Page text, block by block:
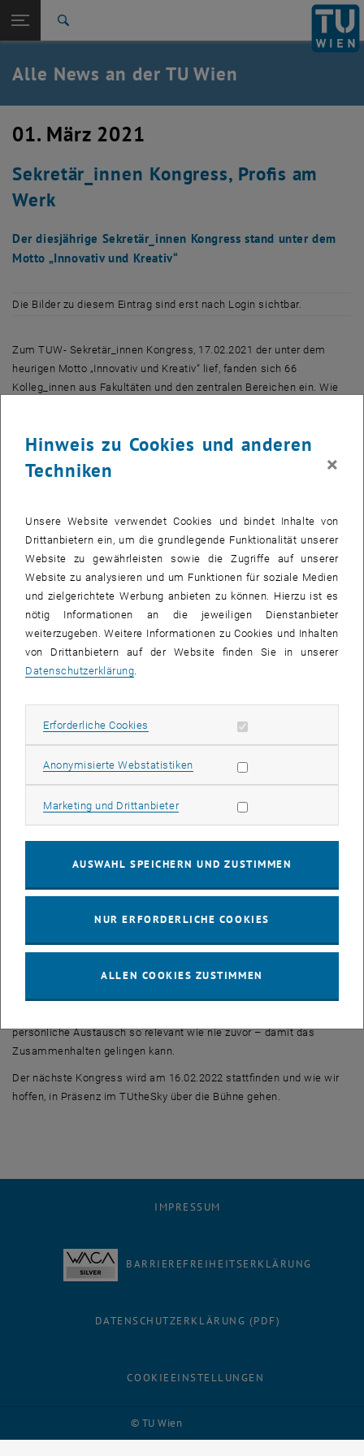
TU Login
Quicklinks
Quicklinks-Menü umschalten
Studium
Karriere
Zurück: Subseiten von TU Wien Startseite auflisten
Zurück zur letzten Ebene:
TU Wien Startseite
Übersicht
Alle News an der TU Wien
01. März 2021
Sekretär_innen Kongress, Profis am
Werk
Der diesjährige Sekretär_innen Kongress stand unter dem
Motto „Innovativ und Kreativ“
Die Bilder zu diesem Eintrag sind erst nach Login sichtbar.
Zum TUW- Sekretär_innen Kongress, 17.02.2021 der unter dem
heurigen Motto „Innovativ und Kreativ“ lief, fanden sich 66
Kolleg_innen aus Fakultäten und den zentralen Bereichen ein. Wie
Als kleine Unterstützung zu diesen besonderen Tag wurden an alle
im Vorfeld Teilnehmer_innen Goodie Bags versendet, die allerlei
Vizerektorin Anna Steiger unterstrich in der Begrüßung, welch
wertvollen Beitrag die Sekretär_innen im letzten, so besonderen
Jahr geleistet haben und, dass sie auch in den kommenden
Monaten eine zentrale Rolle einnehmen werden.
Workshops
Ermuntert von diesen Worten sind alle Kolleg_innen motiviert in den
Tag gestartet, dessen besonderes Highlight die tollen Workshops
von internen und externen Expert_innen waren. Zur Auswahl
Graphic Recording mit Harald Karrer
Lego Seriouse Play mit Eric Hofmann
Berthold und Andreas Pauller
Feedback
Teilnehmer_innen inspiriert und berührt hat, lässt sich am besten
aus dem Feedback einer Teilnehmer_in beziehungsweise aus dem
grauen Alltag den wir zurzeit erleben müssen. Es ist super, dass uns
persönliche Austausch so relevant wie nie zuvor – damit das
Zusammenhalten gelingen kann.
Der nächste Kongress wird am 16.02.2022 stattfinden und wie wir
hoffen, in Präsenz im TUtheSky über die Bühne gehen.
© TU Wien
IMPRESSUM
BARRIEREFREIHEITSERKLÄRUNG
DATENSCHUTZERKLÄRUNG (PDF)
COOKIEEINSTELLUNGEN
Hinweis zu Cookies und anderen
Techniken
×
Unsere Website verwendet Cookies und bindet Inhalte von
Drittanbietern ein, um die grundlegende Funktionalität unserer
Website zu gewährleisten sowie die Zugriffe auf unserer
Website zu analysieren und um Funktionen für soziale Medien
und zielgerichtete Werbung anbieten zu können. Hierzu ist es
nötig Informationen an die jeweiligen Dienstanbieter
weiterzugeben. Weitere Informationen zu Cookies und Inhalten
von Drittanbietern auf der Website finden Sie in unserer
Datenschutzerklärung.
Erforderliche Cookies Erforderliche Cookies zulassen
Anonymisierte WebstatistikenStatistik Cookies zulassen
Marketing und DrittanbieterMarketing Cookies zulassen
AUSWAHL SPEICHERN UND ZUSTIMMEN
NUR ERFORDERLICHE COOKIES
ALLEN COOKIES ZUSTIMMEN